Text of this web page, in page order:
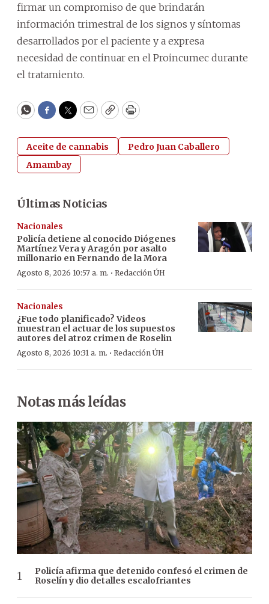
firmar un compromiso de que brindarán
información trimestral de los signos y síntomas
desarrollados por el paciente y a expresa
necesidad de continuar en el Proincumec durante
el tratamiento.
WhatsApp
Facebook
Twitter
EmailCopyPrint
Aceite de cannabis
Pedro Juan Caballero
Amambay
Últimas Noticias
Nacionales
Policía detiene al conocido Diógenes
Martínez Vera y Aragón por asalto
millonario en Fernando de la Mora
Agosto 8, 2026 10:57 a. m. · Redacción ÚH
Nacionales
¿Fue todo planificado? Videos
muestran el actuar de los supuestos
autores del atroz crimen de Roselin
Agosto 8, 2026 10:31 a. m. · Redacción ÚH
Notas más leídas
Policía afirma que detenido confesó el crimen de
Roselín y dio detalles escalofriantes